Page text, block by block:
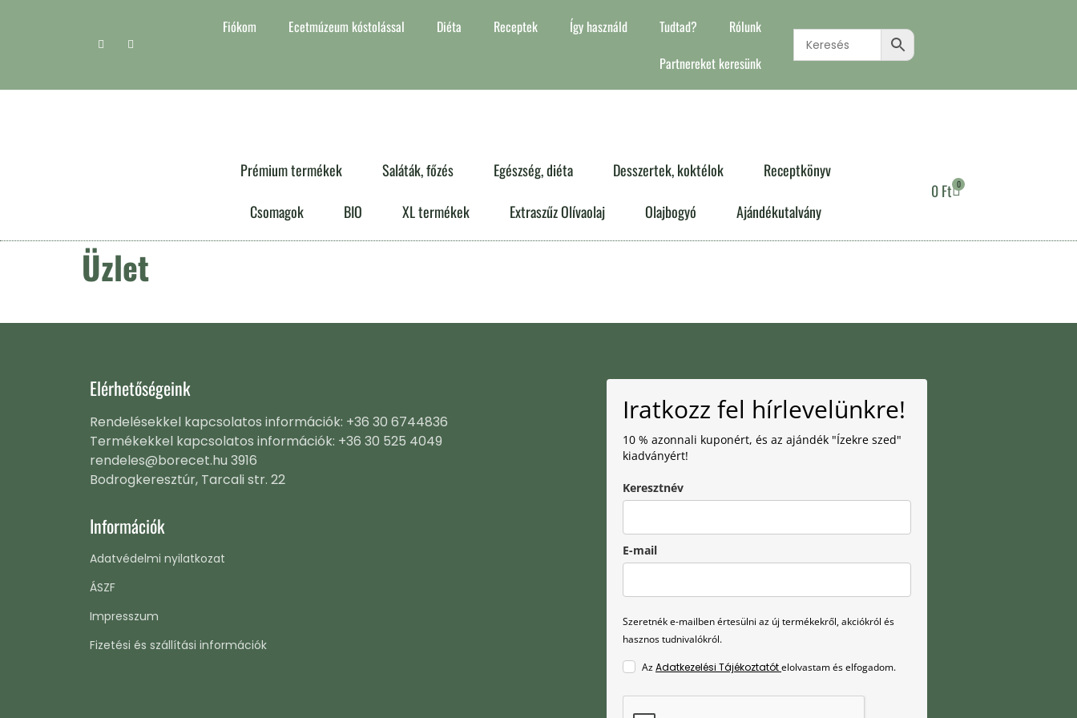
Fiókom Ecetmúzeum kóstolással Diéta Receptek Így használd Tudtad?
Rólunk
Partnereket keresünk
Prémium termékek Saláták, főzés Egészség, diéta Desszertek, koktélok
Receptkönyv
Csomagok
BIO XL termékek Extraszűz Olívaolaj Olajbogyó Ajándékutalvány
0Ft 0
Üzlet
Elérhetőségeink
Rendelésekkel kapcsolatos információk: +36 30 6744836
Termékekkel kapcsolatos információk: +36 30 525 4049
rendeles@borecet.hu 3916
Bodrogkeresztúr, Tarcali str. 22
Információk
Adatvédelmi nyilatkozat
ÁSZF
Impresszum
Fizetési és szállítási információk
Iratkozz fel hírlevelünkre!
10 % azonnali kuponért, és az ajándék "Ízekre szed"
kiadványért!
Keresztnév
E-mail
Szeretnék e-mailben értesülni az új termékekről, akciókról és
hasznos tudnivalókról.
AzAdatkezelési Tájékoztatótelolvastam és elfogadom.